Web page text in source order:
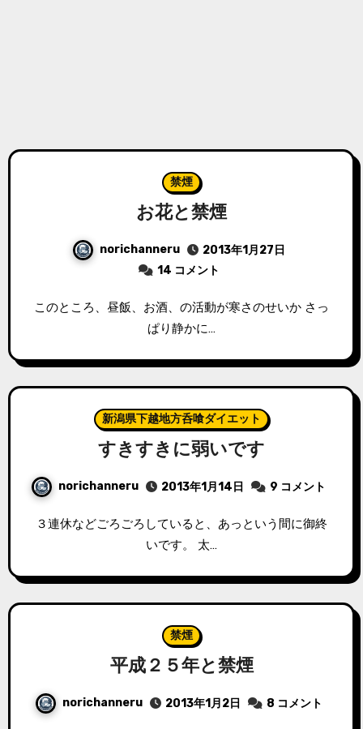
禁煙
お花と禁煙
norichanneru
2013年1月27日
14 コメント
このところ、昼飯、お酒、の活動が寒さのせいか さっ
ぱり静かに…
新潟県下越地方呑喰ダイエット
すきすきに弱いです
norichanneru 2013年1月14日 9 コメント
３連休などごろごろしていると、あっという間に御終
いです。 太…
禁煙
平成２５年と禁煙
norichanneru 2013年1月2日 8 コメント